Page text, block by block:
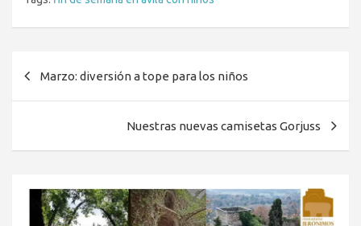
Marzo: diversión a tope para los niños
Nuestras nuevas camisetas Gorjuss